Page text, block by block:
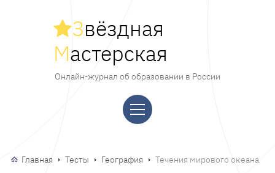
Звёздная
Мастерская
Онлайн-журнал об образовании в России
Главная Тесты География Течения мирового океана